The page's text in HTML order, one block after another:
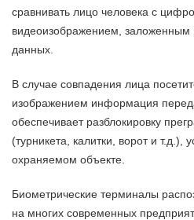
сравнивать лицо человека с
видеоизображением, заложенным
данных.
В случае совпадения лица
изображением информация
обеспечивает разблокировку
(турникета, калитки, ворот и т.д.),
охраняемом объекте.
Биометрические терминалы
на многих современных